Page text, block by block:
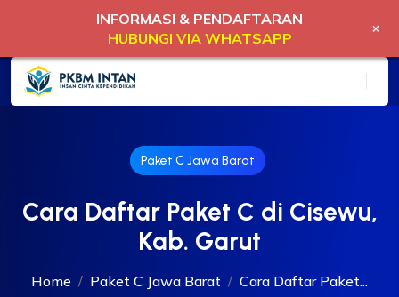
Paket C Jawa Barat
Cara Daftar Paket C di Cisewu,
Kab. Garut
Home Paket C Jawa Barat Cara Daftar Paket...
INFORMASI & PENDAFTARAN
HUBUNGI VIA WHATSAPP
+